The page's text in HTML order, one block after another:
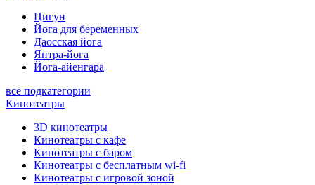
Цигун
Йога для беременных
Даосская йога
Янтра-йога
Йога-айенгара
все подкатегории
Кинотеатры
3D кинотеатры
Кинотеатры с кафе
Кинотеатры с баром
Кинотеатры с бесплатным wi-fi
Кинотеатры с игровой зоной